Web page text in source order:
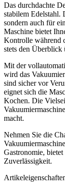
Das durchdachte
stabilem Edelstahl.
sondern auch für
Maschine bietet
Kontrolle während
stets den Überblick
Mit der
wird das
sind sicher vor
eignet sich die
Kochen. Die
macht.
Nehmen Sie die
Gastronomie, bietet
Zuverlässigkeit.